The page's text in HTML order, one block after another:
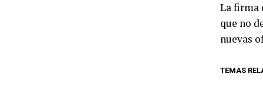
La firma
que no
nuevas
TEMAS